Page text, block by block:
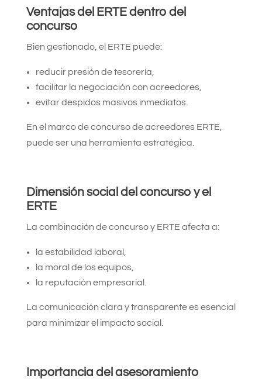
Ventajas del ERTE dentro del
concurso
Bien gestionado, el ERTE puede:
reducir presión de tesorería,
facilitar la negociación con acreedores,
evitar despidos masivos inmediatos.
En el marco de concurso de acreedores ERTE,
puede ser una herramienta estratégica.
Dimensión social del concurso y el
ERTE
La combinación de concurso y ERTE afecta a:
la estabilidad laboral,
la moral de los equipos,
la reputación empresarial.
La comunicación clara y transparente es esencial
para minimizar el impacto social.
Importancia del asesoramiento